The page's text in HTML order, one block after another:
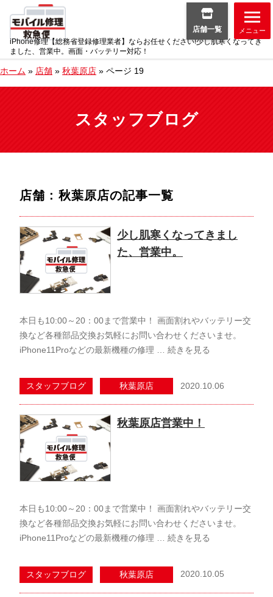
iPhone修理【総務省登録修理業者】ならお任せください!少し肌寒くなってき
ました、営業中。画面・バッテリー対応！
店舗一覧 メニュー
ホーム » 店舗 » 秋葉原店 » ページ 19
スタッフブログ
店舗 : 秋葉原店の記事一覧
少し肌寒くなってきまし
た、営業中。
本日も10:00～20：00まで営業中！ 画面割れやバッテリー交
換など各種部品交換お気軽にお問い合わせくださいませ。
iPhone11Proなどの最新機種の修理 … 続きを見る
スタッフブログ 秋葉原店 2020.10.06
秋葉原店営業中！
本日も10:00～20：00まで営業中！ 画面割れやバッテリー交
換など各種部品交換お気軽にお問い合わせくださいませ。
iPhone11Proなどの最新機種の修理 … 続きを見る
スタッフブログ 秋葉原店 2020.10.05